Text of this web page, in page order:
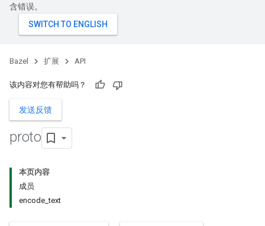
含错误。
Bazel 扩展 API
该内容对您有帮助吗？
发送反馈
proto
本页内容
成员
encode_text